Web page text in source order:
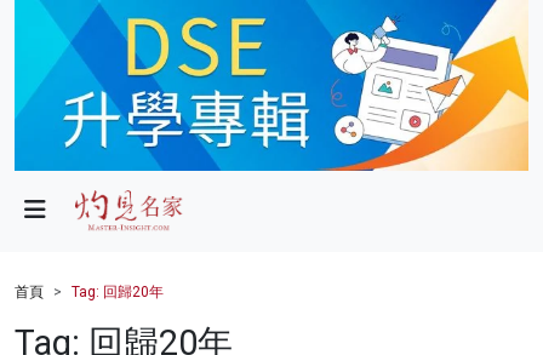
政局
財經
首頁 Tag: 回歸20年
Tag: 回歸20年